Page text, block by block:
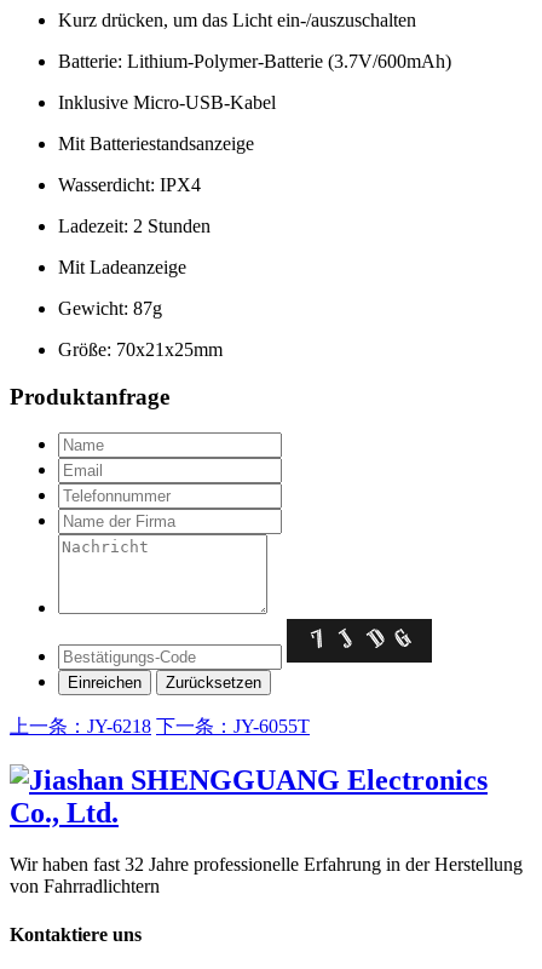
Kurz drücken, um das Licht ein-/auszuschalten
Batterie: Lithium-Polymer-Batterie (3.7V/600mAh)
Inklusive Micro-USB-Kabel
Mit Batteriestandsanzeige
Wasserdicht: IPX4
Ladezeit: 2 Stunden
Mit Ladeanzeige
Gewicht: 87g
Größe: 70x21x25mm
Produktanfrage
上一条：JY-6218 下一条：JY-6055T
Wir haben fast 32 Jahre professionelle Erfahrung in der Herstellung
von Fahrradlichtern
Kontaktiere uns